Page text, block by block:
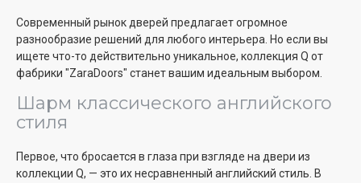
Современный рынок дверей предлагает огромное
разнообразие решений для любого интерьера. Но если вы
ищете что-то действительно уникальное, коллекция Q от
фабрики "ZaraDoors" станет вашим идеальным выбором.
Шарм классического английского
стиля
Первое, что бросается в глаза при взгляде на двери из
коллекции Q, — это их несравненный английский стиль. В